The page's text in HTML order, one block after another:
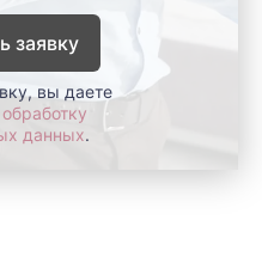
заявку
вы даете
обработку
данных.